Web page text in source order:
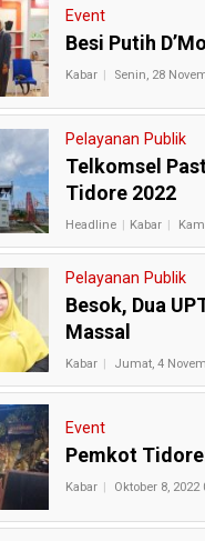
Event
Besi Putih
Kabar Senin, 28
Pelayanan Publik
Telkomsel
Tidore 2022
Headline Kabar
Pelayanan Publik
Besok, Dua
Massal
Kabar Jumat, 4
Event
Pemkot
Kabar Oktober 8, 2022